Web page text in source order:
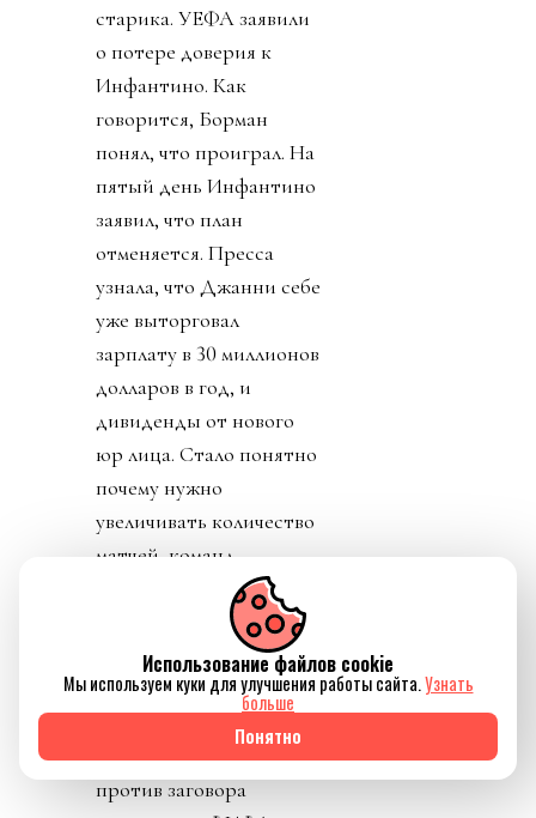
старика. УЕФА заявили
о потере доверия к
Инфантино. Как
говорится, Борман
понял, что проиграл. На
пятый день Инфантино
заявил, что план
отменяется. Пресса
узнала, что Джанни себе
уже выторговал
зарплату в 30 миллионов
долларов в год, и
дивиденды от нового
юр лица. Стало понятно
почему нужно
увеличивать количество
матчей, команд,
турниров. И почему рвет
глотку, жилы и
отверстия в своем теле
Инфантино.
начали объединяться
против заговора
Использование файлов cookie
Мы используем куки для улучшения работы сайта.Узнать
больше
Понятно